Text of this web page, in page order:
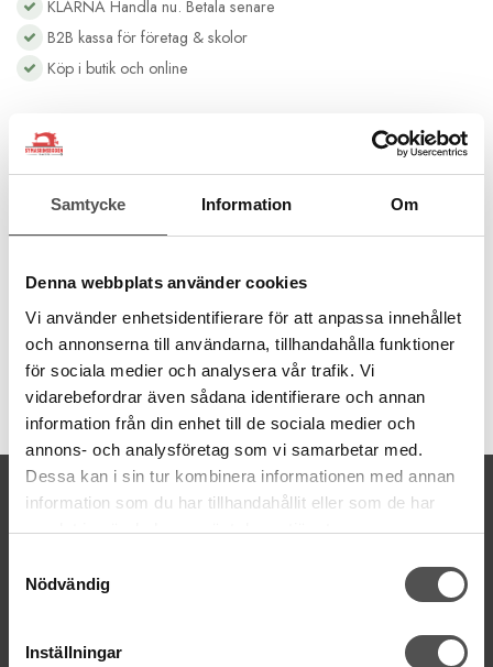
Samtycke Information Om
Denna webbplats använder cookies
Vi använder enhetsidentifierare för att anpassa innehållet
och annonserna till användarna, tillhandahålla funktioner
för sociala medier och analysera vår trafik. Vi
vidarebefordrar även sådana identifierare och annan
information från din enhet till de sociala medier och
annons- och analysföretag som vi samarbetar med.
Dessa kan i sin tur kombinera informationen med annan
information som du har tillhandahållit eller som de har
samlat in när du har använt deras tjänster.
Nödvändig
Inställningar
KLARNA Handla nu. Betala senare
B2B kassa för företag & skolor
Köp i butik och online
Förlängningsbord Janome HD9 och 1600
Stort och stadigt förlängningsbord med fyra infällbara ben och
speed modeller HD9 och 1600 raksömsmaskiner.
Mått: Ca 70x40 cm
Artikelnummer:
499702100
KONTAKTA OSS
Tel. 018-150525
Kungsgatan 70E, 753 41 Uppsala